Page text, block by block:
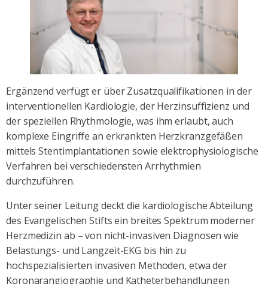
Ergänzend verfügt er über Zusatzqualifikationen in der
interventionellen Kardiologie, der Herzinsuffizienz und
der speziellen Rhythmologie, was ihm erlaubt, auch
komplexe Eingriffe an erkrankten Herzkranzgefäßen
mittels Stentimplantationen sowie elektrophysiologische
Verfahren bei verschiedensten Arrhythmien
durchzuführen.
Unter seiner Leitung deckt die kardiologische Abteilung
des Evangelischen Stifts ein breites Spektrum moderner
Herzmedizin ab – von nicht-invasiven Diagnosen wie
Belastungs- und Langzeit-EKG bis hin zu
hochspezialisierten invasiven Methoden, etwa der
Koronarangiographie und Katheterbehandlungen